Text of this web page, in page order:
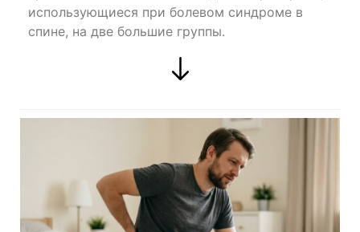
использующиеся при болевом синдроме в
спине, на две большие группы.